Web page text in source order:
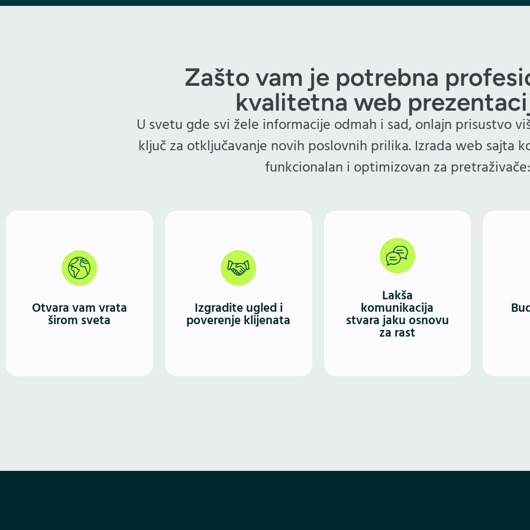
Zašto vam je potrebna
kvalitetna web
U svetu gde svi žele informacije odmah i sad, onlajn prisustvo
ključ za otključavanje novih poslovnih prilika. Izrada web sajta
funkcionalan i optimizovan za pretraživače:
Otvara vam vrata
širom sveta​
Internet je postao globalno
tržište na kojem možete
obzira na geografsku
lokaciju.
Izgradite ugled i
poverenje klijenata
presudan. Profesionalno
dizajniran sajt sa jasno
istaknutim informacijama o
vašem brendu, proizvodima
ili uslugama pokazuje
Lakša
komunikacija
stvara jaku osnovu
za rast
Kroz dobro osmišljen web
dizajn i izradu web sajta,
jednostavan put
komunikacije sa svojim